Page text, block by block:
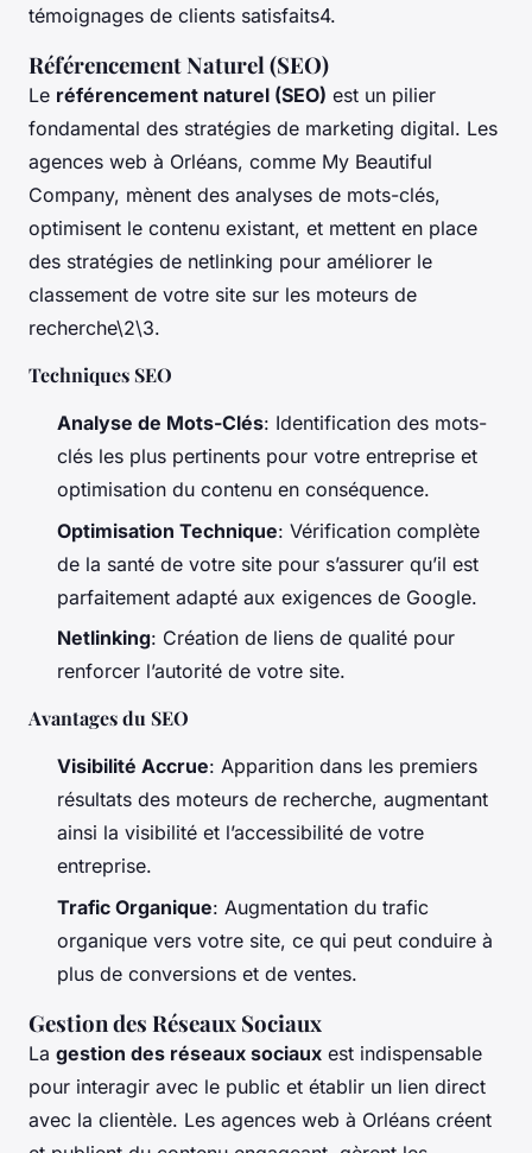
témoignages de clients satisfaits4.
Référencement Naturel (SEO)
Le référencement naturel (SEO) est un pilier
fondamental des stratégies de marketing digital. Les
agences web à Orléans, comme My Beautiful
Company, mènent des analyses de mots-clés,
optimisent le contenu existant, et mettent en place
des stratégies de netlinking pour améliorer le
classement de votre site sur les moteurs de
recherche\2\3.
Techniques SEO
Analyse de Mots-Clés: Identification des mots-
clés les plus pertinents pour votre entreprise et
optimisation du contenu en conséquence.
Optimisation Technique: Vérification complète
de la santé de votre site pour s’assurer qu’il est
parfaitement adapté aux exigences de Google.
Netlinking: Création de liens de qualité pour
renforcer l’autorité de votre site.
Avantages du SEO
Visibilité Accrue: Apparition dans les premiers
résultats des moteurs de recherche, augmentant
ainsi la visibilité et l’accessibilité de votre
entreprise.
Trafic Organique: Augmentation du trafic
organique vers votre site, ce qui peut conduire à
plus de conversions et de ventes.
Gestion des Réseaux Sociaux
La gestion des réseaux sociaux est indispensable
pour interagir avec le public et établir un lien direct
avec la clientèle. Les agences web à Orléans créent